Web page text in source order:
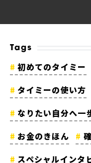
Tags
初めてのタイミー
タイミーの使い方
なりたい自分へ一
お金のきほん
スペシャルインタ